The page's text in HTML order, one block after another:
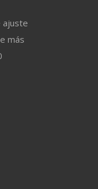
ajuste
más